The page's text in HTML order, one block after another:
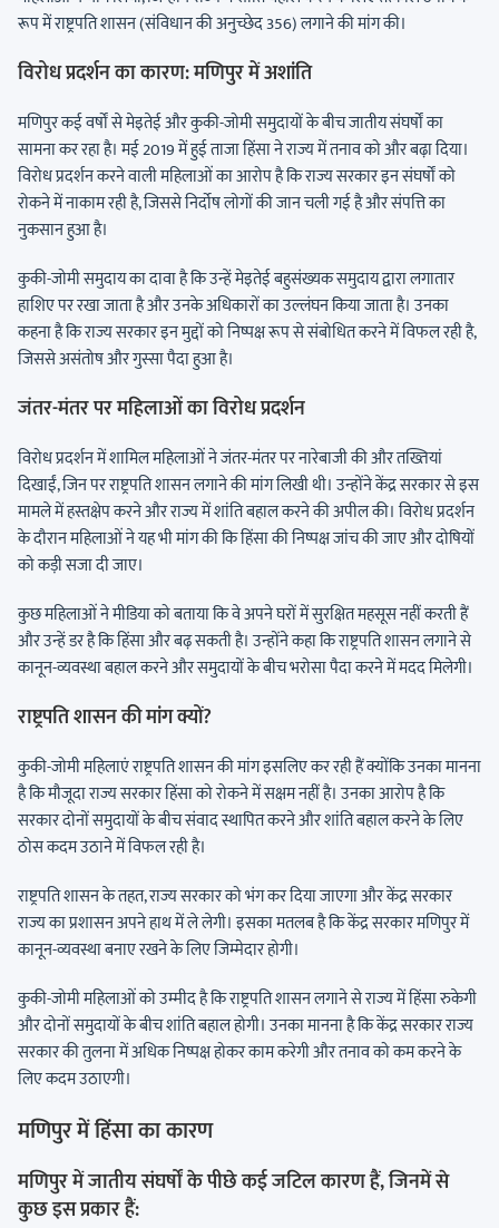
रूप में राष्ट्रपति शासन (संविधान की अनुच्छेद 356) लगाने की मांग की।
विरोध प्रदर्शन का कारण: मणिपुर में अशांति
मणिपुर कई वर्षों से मेइतेई और कुकी-जोमी समुदायों के बीच जातीय संघर्षों का
सामना कर रहा है। मई 2019 में हुई ताजा हिंसा ने राज्य में तनाव को और बढ़ा दिया।
विरोध प्रदर्शन करने वाली महिलाओं का आरोप है कि राज्य सरकार इन संघर्षों को
रोकने में नाकाम रही है, जिससे निर्दोष लोगों की जान चली गई है और संपत्ति का
नुकसान हुआ है।
कुकी-जोमी समुदाय का दावा है कि उन्हें मेइतेई बहुसंख्यक समुदाय द्वारा लगातार
हाशिए पर रखा जाता है और उनके अधिकारों का उल्लंघन किया जाता है। उनका
कहना है कि राज्य सरकार इन मुद्दों को निष्पक्ष रूप से संबोधित करने में विफल रही है,
जिससे असंतोष और गुस्सा पैदा हुआ है।
जंतर-मंतर पर महिलाओं का विरोध प्रदर्शन
विरोध प्रदर्शन में शामिल महिलाओं ने जंतर-मंतर पर नारेबाजी की और तख्तियां
दिखाईं, जिन पर राष्ट्रपति शासन लगाने की मांग लिखी थी। उन्होंने केंद्र सरकार से इस
मामले में हस्तक्षेप करने और राज्य में शांति बहाल करने की अपील की। विरोध प्रदर्शन
के दौरान महिलाओं ने यह भी मांग की कि हिंसा की निष्पक्ष जांच की जाए और दोषियों
को कड़ी सजा दी जाए।
कुछ महिलाओं ने मीडिया को बताया कि वे अपने घरों में सुरक्षित महसूस नहीं करती हैं
और उन्हें डर है कि हिंसा और बढ़ सकती है। उन्होंने कहा कि राष्ट्रपति शासन लगाने से
कानून-व्यवस्था बहाल करने और समुदायों के बीच भरोसा पैदा करने में मदद मिलेगी।
राष्ट्रपति शासन की मांग क्यों?
कुकी-जोमी महिलाएं राष्ट्रपति शासन की मांग इसलिए कर रही हैं क्योंकि उनका मानना
है कि मौजूदा राज्य सरकार हिंसा को रोकने में सक्षम नहीं है। उनका आरोप है कि
सरकार दोनों समुदायों के बीच संवाद स्थापित करने और शांति बहाल करने के लिए
ठोस कदम उठाने में विफल रही है।
राष्ट्रपति शासन के तहत, राज्य सरकार को भंग कर दिया जाएगा और केंद्र सरकार
राज्य का प्रशासन अपने हाथ में ले लेगी। इसका मतलब है कि केंद्र सरकार मणिपुर में
कानून-व्यवस्था बनाए रखने के लिए जिम्मेदार होगी।
कुकी-जोमी महिलाओं को उम्मीद है कि राष्ट्रपति शासन लगाने से राज्य में हिंसा रुकेगी
और दोनों समुदायों के बीच शांति बहाल होगी। उनका मानना है कि केंद्र सरकार राज्य
सरकार की तुलना में अधिक निष्पक्ष होकर काम करेगी और तनाव को कम करने के
लिए कदम उठाएगी।
मणिपुर में हिंसा का कारण
मणिपुर में जातीय संघर्षों के पीछे कई जटिल कारण हैं, जिनमें से
कुछ इस प्रकार हैं: